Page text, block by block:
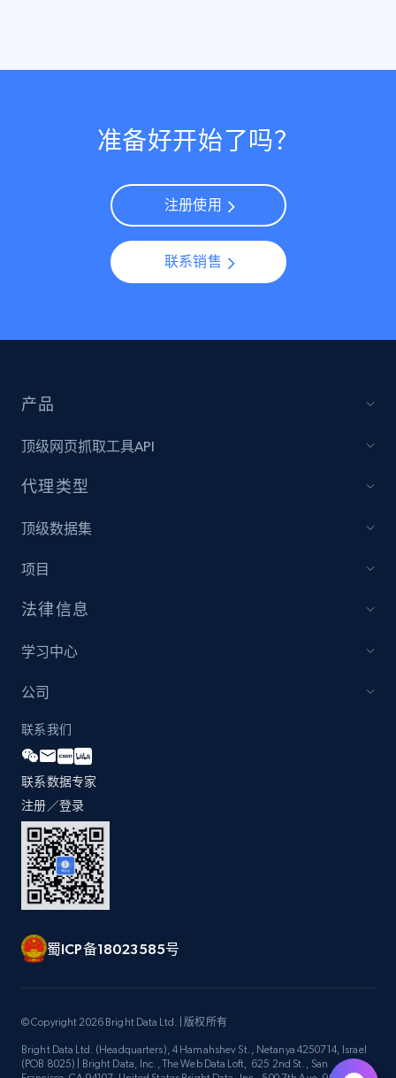
准备好开始了吗？
注册使用
联系销售
产品
顶级网页抓取工具API
代理类型
顶级数据集
项目
法律信息
学习中心
公司
联系我们
联系数据专家
注册／登录
蜀ICP备18023585号
© Copyright 2026 Bright Data Ltd. | 版权所有
Bright Data Ltd. (Headquarters), 4 Hamahshev St., Netanya 4250714, Israel
(POB 8025) | Bright Data, Inc., The Web Data Loft, 625 2nd St., San